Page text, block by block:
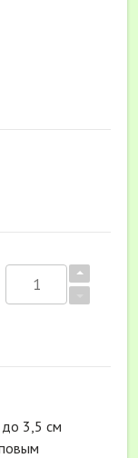
до 3,5 см